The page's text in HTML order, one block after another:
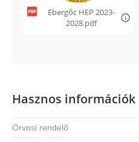
Ebergőc HEP 2023-
2028.pdf
Hasznos információk
Orvosi rendelő